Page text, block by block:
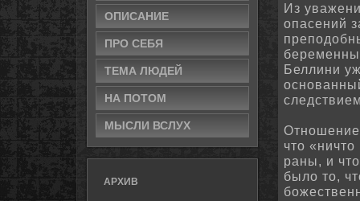
ОПИСАНИЕ
ПРО СЕБЯ
ТЕМА ЛЮДЕЙ
НА ПОТОМ
МЫСЛИ ВСЛУХ
АРХИВ
Из
опасений
Беллини
что
раны, и
было то,